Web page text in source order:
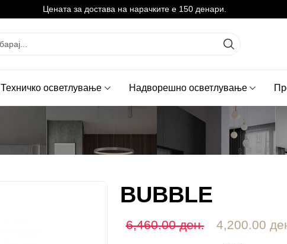
Цената за достава на нарачките е 150 денари.
Техничко осветлување Надворешно осветлување
BUBBLE
6,460.00 ден. 4,200.00